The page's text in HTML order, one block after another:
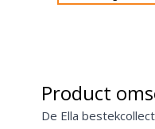
Product
De Ella